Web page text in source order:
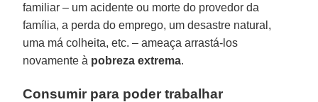
familiar – um acidente ou morte do provedor da
família, a perda do emprego, um desastre natural,
uma má colheita, etc. – ameaça arrastá-los
novamente à pobreza extrema.
Consumir para poder trabalhar